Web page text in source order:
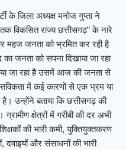
के जिला अध्यक्ष मनोज गुप्ता ने
विकसित राज्य छत्तीसगढ़” के नारे
महज जनता को भ्रमित कर रही है
का जनता को सपना दिखाया जा रहा
जा रहा है उसमें आज की जनता से
में कई कारणों से एक भ्रम या
उन्होंने बताया कि छत्तीसगढ़ की
क्षेत्रों में गरीबी की दर अभी
की भारी कमी, युक्तियुक्तकरण
दवाइयों और संसाधनों की भारी